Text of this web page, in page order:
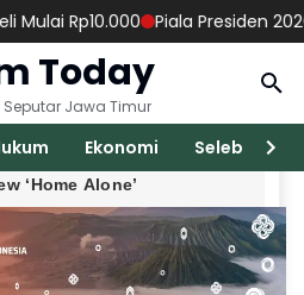
Rp10.000 Piala Presiden 2026:
Today
Seputar Jawa Timur
Ekonomi Seleb